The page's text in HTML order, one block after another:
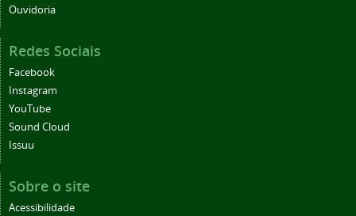
Ouvidoria
Redes Sociais
Facebook
Instagram
YouTube
Sound Cloud
Issuu
Sobre o site
Acessibilidade